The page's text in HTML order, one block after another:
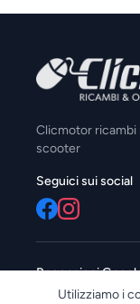
Clicmotor ricambi
scooter
Seguici sui social
Recensioni
Utilizziamo i